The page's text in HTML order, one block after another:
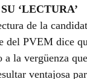
‘LECTURA’
de la
del PVEM dice
la vergüenza
ventajosa